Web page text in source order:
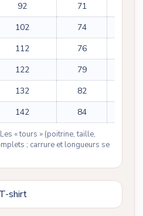
92 71
102 74
112 76
122 79
132 82
142 84
« tours » (poitrine, taille,
; carrure et longueurs se